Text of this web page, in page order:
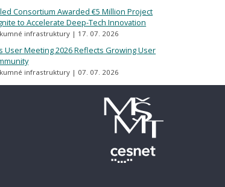
led Consortium Awarded €5 Million Project
to Accelerate Deep-Tech Innovation
infrastruktury 17. 07. 2026
User Meeting 2026 Reflects Growing User
infrastruktury 07. 07. 2026